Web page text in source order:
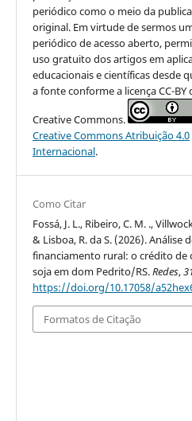
periódico como o meio da
original. Em virtude de sermos
periódico de acesso aberto,
uso gratuito dos artigos em
educacionais e científicas desde
a fonte conforme a licença CC-BY
Creative Commons.
Creative Commons Atribuição 4.0
Internacional.
Como Citar
Fossá, J. L., Ribeiro, C. M. .,
& Lisboa, R. da S. (2026). Análise
financiamento rural: o crédito de
soja em dom Pedrito/RS.Redes,
https://doi.org/10.17058/
Formatos de Citação